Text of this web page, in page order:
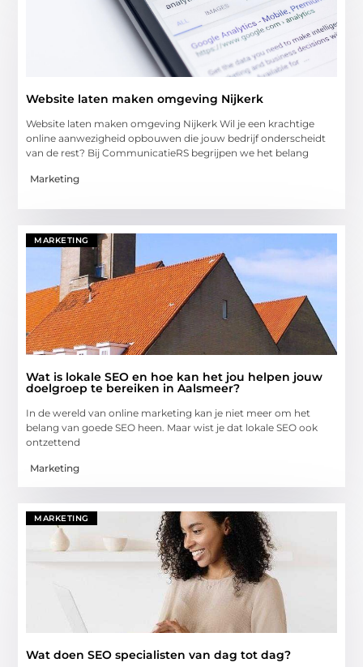
Website laten maken omgeving Nijkerk
Website laten maken omgeving Nijkerk Wil je een krachtige
online aanwezigheid opbouwen die jouw bedrijf onderscheidt
van de rest? Bij CommunicatieRS begrijpen we het belang
Marketing
MARKETING
Wat is lokale SEO en hoe kan het jou helpen jouw
doelgroep te bereiken in Aalsmeer?
In de wereld van online marketing kan je niet meer om het
belang van goede SEO heen. Maar wist je dat lokale SEO ook
ontzettend
Marketing
MARKETING
Wat doen SEO specialisten van dag tot dag?